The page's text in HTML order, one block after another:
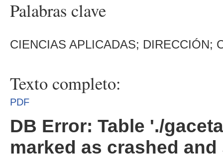
Palabras clave
CIENCIAS APLICADAS; DIRECCIÓN;
Texto completo:
PDF
DB Error: Table './
marked as crashed